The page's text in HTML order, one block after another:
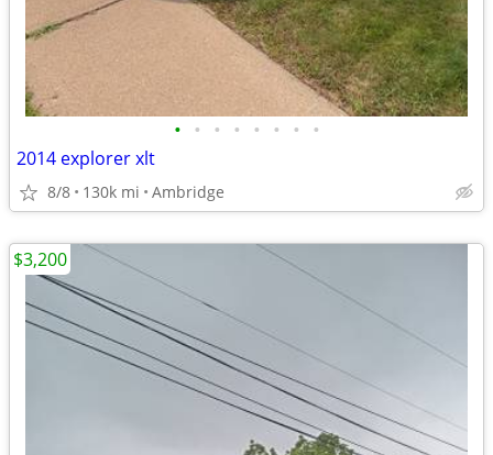
• • • • • • • •
2014 explorer xlt
8/8 130k mi Ambridge
$3,200